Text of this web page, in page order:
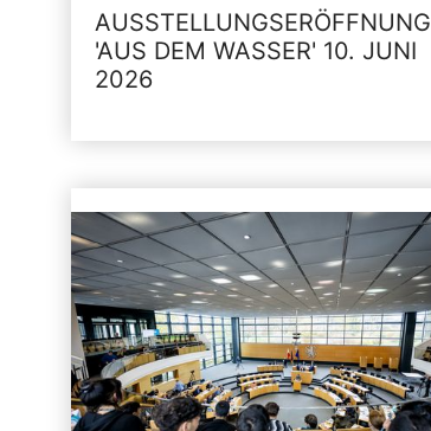
AUSSTELLUNGSERÖFFNUNG
'AUS DEM WASSER' 10. JUNI
2026